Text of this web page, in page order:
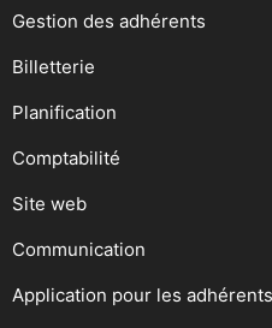
Gestion des adhérents
Billetterie
Planification
Comptabilité
Site web
Communication
Application pour les adhérents